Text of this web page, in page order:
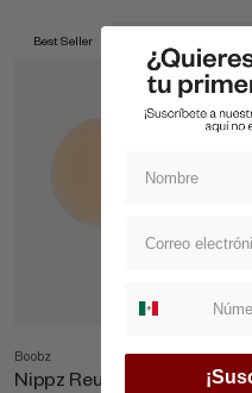
Best Seller
Boobz
Nippz Reutilizables